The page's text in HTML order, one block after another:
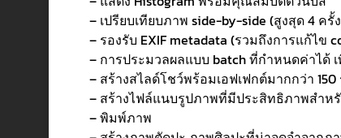
– เปรียบเทียบภาพ side-by-side (สูงสุด 4 ค
– รองรับ EXIF metadata ​​(รวมถึงการแก้ไข
– การประมวลผลแบบ batch ที่กำหนดค่าได้
– สร้างสไลด์โชว์พร้อมเอฟเฟกต์มากกว่า 150
– สร้างไฟล์แนบรูปภาพที่มีประสิทธิภาพสำห
– พิมพ์ภาพ